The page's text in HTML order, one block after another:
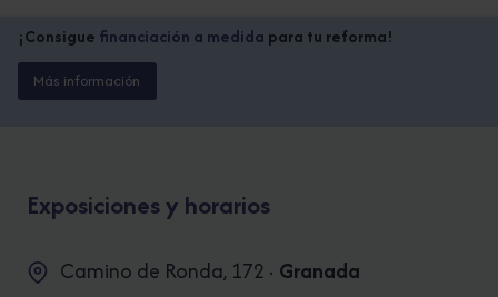
¡Consigue financiación a medida para tu reforma!
Más información
Exposiciones y horarios
Camino de Ronda, 172 · Granada